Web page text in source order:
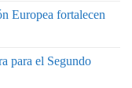
Europea fortalecen
para el Segundo